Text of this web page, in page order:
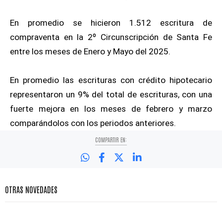
En promedio se hicieron 1.512 escritura de
compraventa en la 2º Circunscripción de Santa Fe
entre los meses de Enero y Mayo del 2025.
En promedio las escrituras con crédito hipotecario
representaron un 9% del total de escrituras, con una
fuerte mejora en los meses de febrero y marzo
comparándolos con los periodos anteriores.
COMPARTIR EN:
OTRAS NOVEDADES